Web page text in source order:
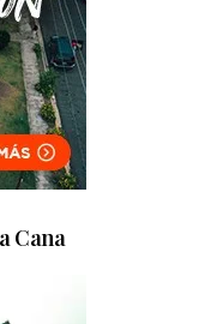
Cana